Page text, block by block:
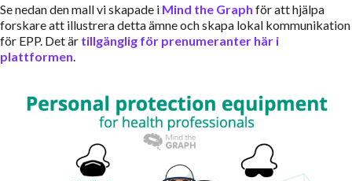
Se nedan den mall vi skapade i Mind the Graph för att hjälpa
forskare att illustrera detta ämne och skapa lokal kommunikation
för EPP. Det är tillgänglig för prenumeranter här i
plattformen.